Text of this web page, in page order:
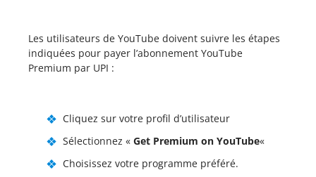
Les utilisateurs de YouTube doivent suivre les étapes
indiquées pour payer l’abonnement YouTube
Premium par UPI :
Cliquez sur votre profil d’utilisateur
Sélectionnez « Get Premium on YouTube«
Choisissez votre programme préféré.